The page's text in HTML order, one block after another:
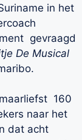
in het
gevraagd
De Musical
160
naar het
dat acht